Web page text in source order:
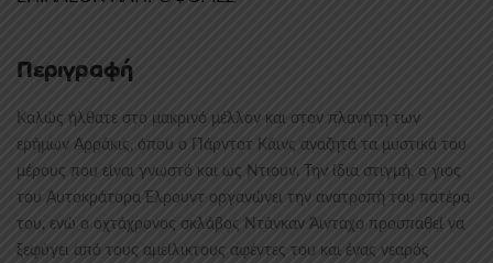
Περιγραφή
Καλώς ήλθατε στο μακρινό μέλλον και στον πλανήτη των
ερήμων Αρράκις, όπου ο Πάρντοτ Κάινς αναζητά τα μυστικά του
μέρους που είναι γνωστό και ως Ντιουν. Την ίδια στιγμή, ο γιος
του Αυτοκράτορα Έλρουντ οργανώνει την ανατροπή του πατέρα
του, ενώ ο οχτάχρονος σκλάβος Ντάνκαν Άινταχο προσπαθεί να
ξεφύγει από τους αμείλικτους αφέντες του και ένας νεαρός